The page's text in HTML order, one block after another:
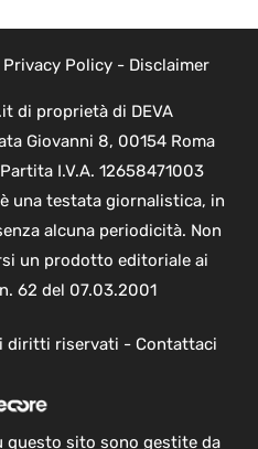
Privacy Policy- Disclaimer
di proprietà di DEVA
Giovanni 8, 00154 Roma
I.V.A. 12658471003
una testata giornalistica, in
alcuna periodicità. Non
un prodotto editoriale ai
62 del 07.03.2001
diritti riservati - Contattaci
questo sito sono gestite da